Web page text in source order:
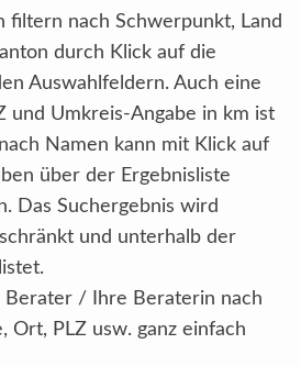
filtern nach Schwerpunkt, Land
durch Klick auf die
Auswahlfeldern. Auch eine
und Umkreis-Angabe in km ist
Namen kann mit Klick auf
über der Ergebnisliste
Das Suchergebnis wird
und unterhalb der
Berater / Ihre Beraterin nach
Ort, PLZ usw. ganz einfach